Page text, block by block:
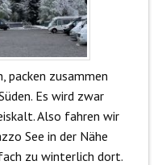
packen zusammen
Es wird zwar
Also fahren wir
See in der Nähe
zu winterlich dort.